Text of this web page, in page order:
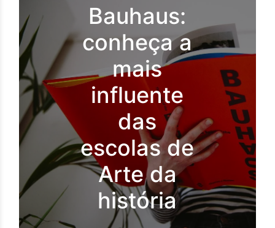
Bauhaus:
conheça a
mais
influente
das
escolas de
Arte da
história